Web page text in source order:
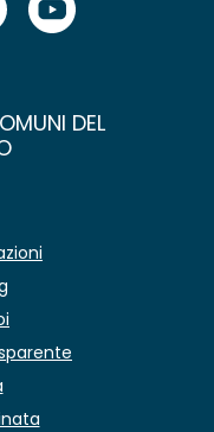
DEL